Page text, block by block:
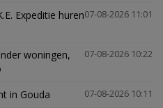
07-08-2026 11:01
Expeditie huren
07-08-2026 10:22
woningen,
07-08-2026 10:11
in Gouda